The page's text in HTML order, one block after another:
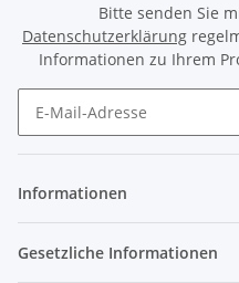
Bitte senden Sie
Datenschutzerklärung
Informationen zu Ihrem
Informationen
Gesetzliche Informationen